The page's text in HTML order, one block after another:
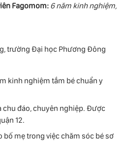
Fagomom: 6 năm kinh nghiệm,
trường Đại học Phương Đông
kinh nghiệm tắm bé chuẩn y
chu đáo, chuyên nghiệp. Được
12.
mẹ trong việc chăm sóc bé sơ